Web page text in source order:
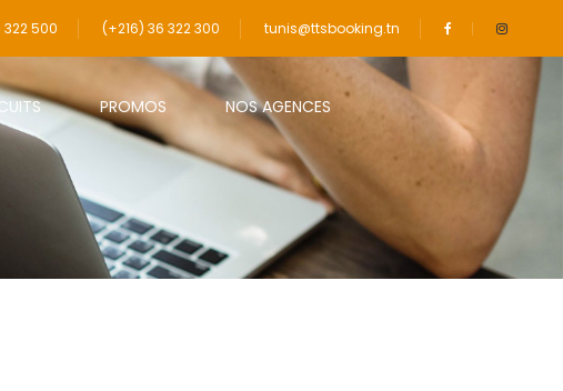
322 500 (+216) 36 322 300 tunis@ttsbooking.tn
PROMOS NOS AGENCES